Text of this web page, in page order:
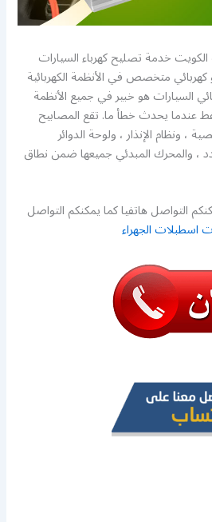
خدمة تصليح كهرباء السيارات
متخصص في الأنظمة الكهربائية
السيارات هو خبير في جميع الأنظمة
عندما يحدث خطأ ما. تقع المصابيح
، ونظام الإنذار ، ولوحة الدوائر
، والمحرك المبدئي جميعها ضمن نطاق
التواصل هاتفيا كما يمكنكم التواصل
اسطبلات الجهراء